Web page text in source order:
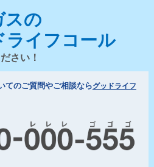
スの
ライフコール
さい！
てのご質問やご相談ならグッドライフ